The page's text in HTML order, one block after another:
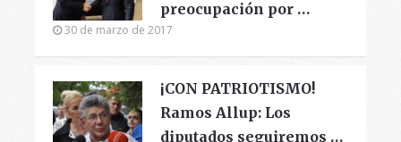
preocupación por …
30 de marzo de 2017
¡CON PATRIOTISMO!
Ramos Allup: Los
diputados seguiremos …